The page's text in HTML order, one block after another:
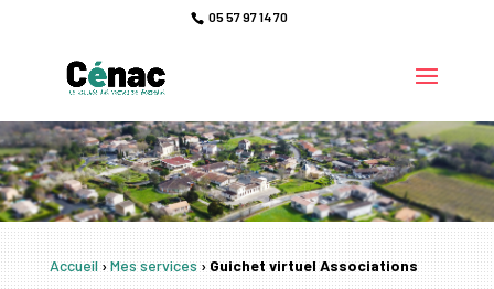
05 57 97 14 70
Accueil›Mes services›Guichet virtuel Associations